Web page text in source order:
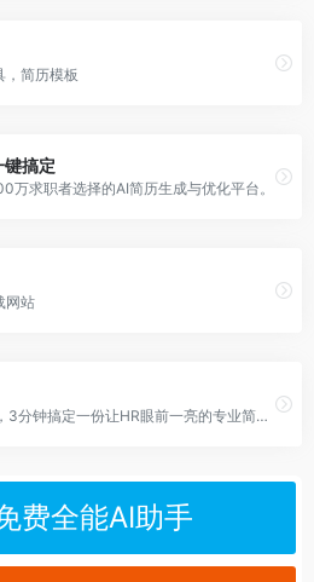
，简历模板
搞定
万求职者选择的AI简历生成与优化平台。
网站
up简历，像聊天一样，3分钟搞定一份让HR眼前一亮的专业简历。
费全能AI助手